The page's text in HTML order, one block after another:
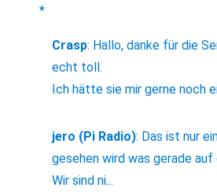
*
Crasp: Hallo, danke für die
echt toll.
Ich hätte sie mir gerne noch
jero (Pi Radio): Das ist nur
gesehen wird was gerade
Wir sind ni...